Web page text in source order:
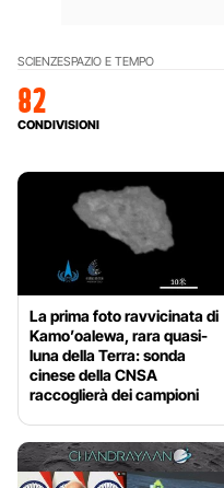
SCIENZESPAZIO E TEMPO
82
CONDIVISIONI
La prima foto ravvicinata di
Kamo’oalewa, rara quasi-
luna della Terra: sonda
cinese della CNSA
raccoglierà dei campioni